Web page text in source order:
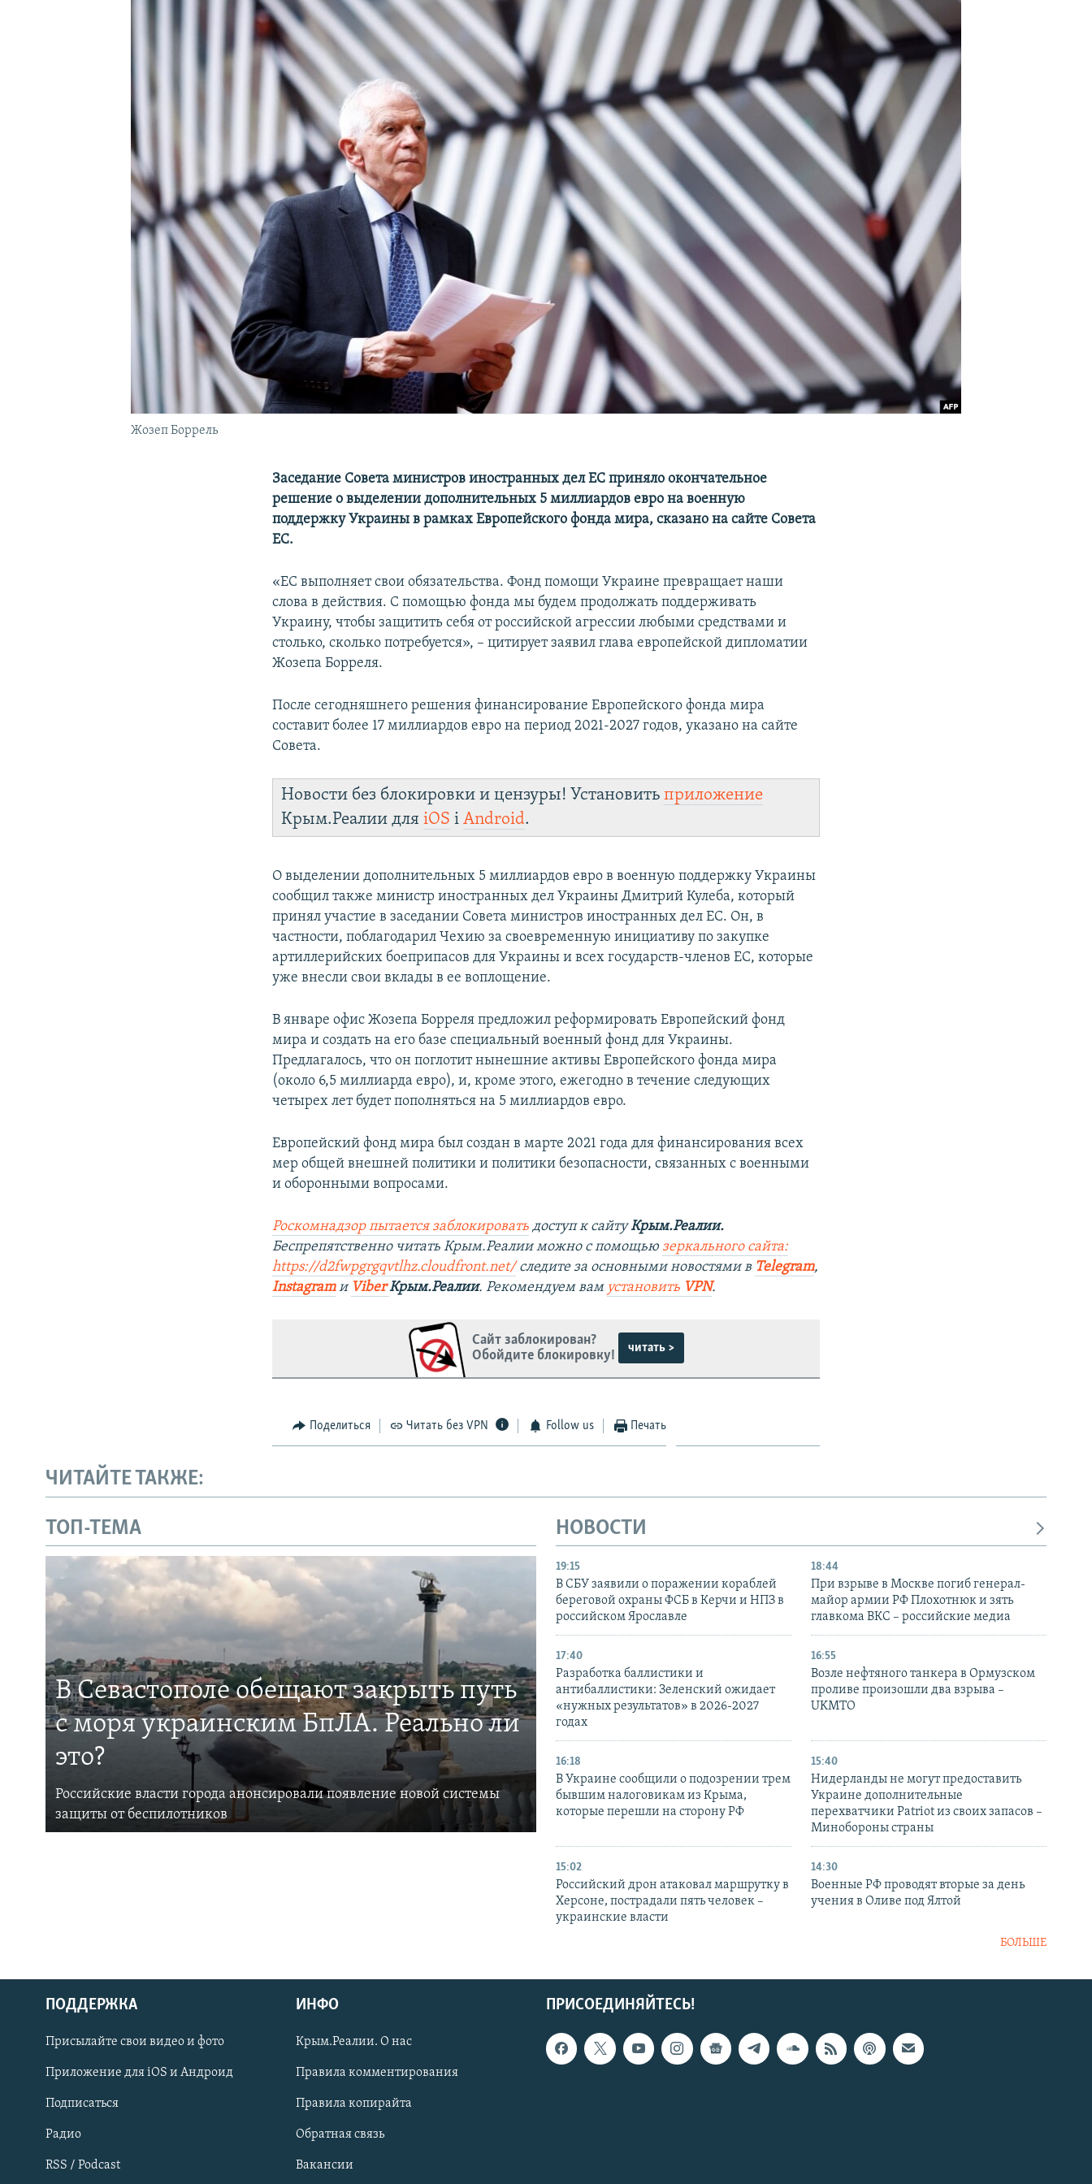
Українською
Qırımtatar
ПРИСОЕДИНЯЙТЕСЬ!
Жозеп Боррель
Заседание Совета министров иностранных дел ЕС приняло окончательное
решение о выделении дополнительных 5 миллиардов евро на военную
поддержку Украины в рамках Европейского фонда мира, сказано на сайте Совета
ЕС.
«ЕС выполняет свои обязательства. Фонд помощи Украине превращает наши
слова в действия. С помощью фонда мы будем продолжать поддерживать
Украину, чтобы защитить себя от российской агрессии любыми средствами и
столько, сколько потребуется», – цитирует заявил глава европейской дипломатии
Жозепа Борреля.
После сегодняшнего решения финансирование Европейского фонда мира
составит более 17 миллиардов евро на период 2021-2027 годов, указано на сайте
Совета.
Новости без блокировки и цензуры! Установитьприложение
Крым.Реалии дляiOS іAndroid.
О выделении дополнительных 5 миллиардов евро в военную поддержку Украины
сообщил также министр иностранных дел Украины Дмитрий Кулеба, который
принял участие в заседании Совета министров иностранных дел ЕС. Он, в
частности, поблагодарил Чехию за своевременную инициативу по закупке
артиллерийских боеприпасов для Украины и всех государств-членов ЕС, которые
уже внесли свои вклады в ее воплощение.
В январе офис Жозепа Борреля предложил реформировать Европейский фонд
мира и создать на его базе специальный военный фонд для Украины.
Предлагалось, что он поглотит нынешние активы Европейского фонда мира
(около 6,5 миллиарда евро), и, кроме этого, ежегодно в течение следующих
четырех лет будет пополняться на 5 миллиардов евро.
Европейский фонд мира был создан в марте 2021 года для финансирования всех
мер общей внешней политики и политики безопасности, связанных с военными
и оборонными вопросами.
Роскомнадзор пытается заблокировать доступ к сайтуКрым.Реалии.
Беспрепятственно читать Крым.Реалии можно с помощьюзеркального сайта:
https://d2fwpgrgqvtlhz.cloudfront.net/следите за основными новостями в Telegram,
Instagramи ViberКрым.Реалии. Рекомендуем вам установить VPN.
Сайт заблокирован?
Обойдите блокировку!
читать >
Поделиться Читать без VPN Follow us Печать
ЧИТАЙТЕ ТАКЖЕ:
ТОП-ТЕМА
В Севастополе обещают закрыть путь
с моря украинским БпЛА. Реально ли
это?
Российские власти города анонсировали появление новой системы
защиты от беспилотников
НОВОСТИ
19:15
В СБУ заявили о поражении кораблей
береговой охраны ФСБ в Керчи и НПЗ в
российском Ярославле
18:44
При взрыве в Москве погиб генерал-
майор армии РФ Плохотнюк и зять
главкома ВКС – российские медиа
17:40
Разработка баллистики и
антибаллистики: Зеленский ожидает
«нужных результатов» в 2026-2027
годах
16:55
Возле нефтяного танкера в Ормузском
проливе произошли два взрыва –
UKMTO
16:18
В Украине сообщили о подозрении трем
бывшим налоговикам из Крыма,
которые перешли на сторону РФ
15:40
Нидерланды не могут предоставить
Украине дополнительные
перехватчики Patriot из своих запасов –
Минобороны страны
15:02
Российский дрон атаковал маршрутку в
Херсоне, пострадали пять человек –
украинские власти
14:30
Военные РФ проводят вторые за день
учения в Оливе под Ялтой
БОЛЬШЕ
ПРИСОЕДИНЯЙТЕСЬ!
ПОДДЕРЖКА
Присылайте свои видео и фото
Приложение для iOS и Андроид
Подписаться
Радио
RSS / Podcast
ИНФО
Крым.Реалии. О нас
Правила комментирования
Правила копирайта
Обратная связь
Вакансии